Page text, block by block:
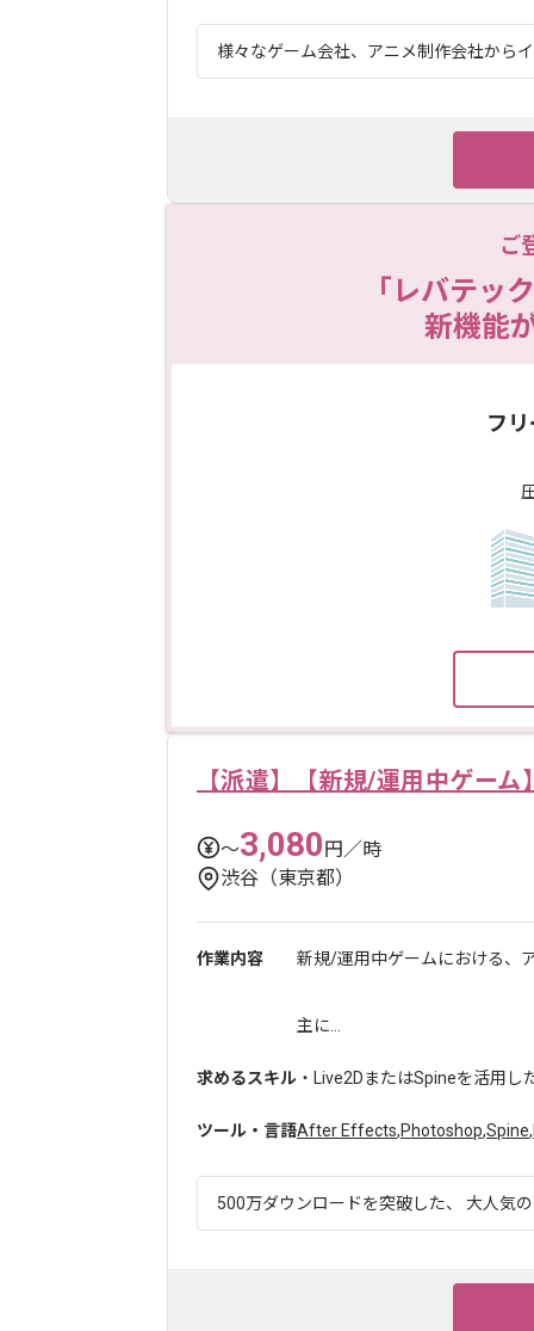
様々なゲーム会社、アニメ制作会社から
ご
「レバテッ
新機能
フ
【派遣】【新規/運用中ゲー
〜3,080円／時
渋谷（東京都）
作業内容 新規/運用中ゲームにおける、
主に...
求めるスキル ・Live2DまたはSpineを活用
ツール・言語After Effects,Photoshop,Spine,
500万ダウンロードを突破した、 大人気